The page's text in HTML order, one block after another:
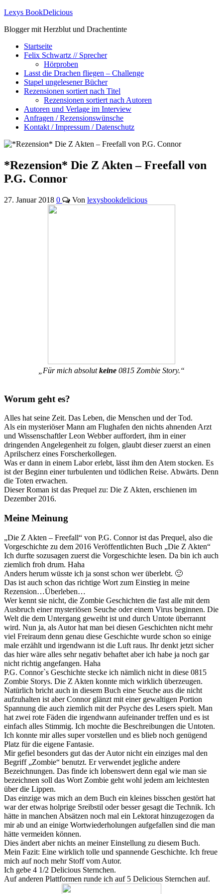
Lexys BookDelicious
Blogger mit Herzblut und Drachentinte
Startseite
Felix Schwartz // Sprecher
Hörproben
Lasst die Drachen fliegen – Challenge
Stapel ungelesener Bücher
Rezensionen sortiert nach Titel
Rezensionen sortiert nach Autoren
Autoren und Verlage im Interview
Anfragen / Rezensionswünsche
Kontakt / Impressum / Datenschutz
*Rezension* Die Z Akten – Freefall von
P.G. Connor
27. Januar 2018 0 Von lexysbookdelicious
„Für mich absolutkeine 0815 Zombie Story.“
Worum geht es?
Alles hat seine Zeit. Das Leben, die Menschen und der Tod.
Als ein mysteriöser Mann am Flughafen den nichts ahnenden Arzt
und Wissenschaftler Leon Webber auffordert, ihm in einer
dringenden Angelegenheit zu folgen, glaubt dieser zuerst an einen
Aprilscherz eines Forscherkollegen.
Was er dann in einem Labor erlebt, lässt ihm den Atem stocken. Es
ist der Beginn einer turbulenten und tödlichen Reise. Abwärts. Denn
die Toten erwachen.
Dieser Roman ist das Prequel zu: Die Z Akten, erschienen im
Dezember 2016.
Meine Meinung
„Die Z Akten – Freefall“ von P.G. Connor ist das Prequel, also die
Vorgeschichte zu dem 2016 Veröffentlichten Buch „Die Z Akten“
Ich durfte sozusagen zuerst die Vorgeschichte lesen. Da bin ich auch
ziemlich froh drum. Haha
Anders herum wüsste ich ja sonst schon wer überlebt. 🙂
Das ist auch schon das richtige Wort zum Einstieg in meine
Rezension…Überleben…
Wer kennt sie nicht, die Zombie Geschichten die fast alle mit dem
Ausbruch einer mysteriösen Seuche oder einem Virus beginnen. Die
Welt die dem Untergang geweiht ist und durch Untote überrannt
wird. Nun ja, als Autor hat man bei diesen Geschichten nicht mehr
viel Freiraum denn genau diese Geschichte wurde schon so einige
male erzählt und irgendwann ist die Luft raus. Ihr denkt jetzt sicher
das hier wäre alles sehr negativ behaftet aber ich habe ja noch gar
nicht richtig angefangen. Haha
P.G. Connor`s Geschichte stecke ich nämlich nicht in diese 0815
Zombie Storys. Die Z Akten konnte mich wirklich überzeugen.
Natürlich bricht auch in diesem Buch eine Seuche aus die nicht
aufzuhalten ist aber Connor glänzt mit einer gewaltigen Portion
Spannung die auch ziemlich mit der Psyche des Lesers spielt. Man
hat zwei rote Fäden die irgendwann aufeinander treffen und es ist
einfach alles Stimmig. Ich mochte die Beschreibungen die Untoten.
Ich konnte mir alles super vorstellen und es blieb noch genügend
Platz für die eigene Fantasie.
Mir gefiel besonders gut das der Autor nicht ein einziges mal den
Begriff „Zombie“ benutzt. Er verwendet jegliche andere
Bezeichnungen. Das finde ich lobenswert denn egal wie man sie
bezeichnen soll das Wort Zombie geht wohl jedem am leichtesten
über die Lippen.
Das einzige was mich an dem Buch ein kleines bisschen gestört hat
war der etwas holprige Sreibstil oder besser gesagt die Technik. Ich
hätte in manchen Absätzen noch mal ein Lektorat hinzugezogen da
mir ab und an einige Wortwiederholungen aufgefallen sind die man
hätte vermeiden können.
Dies ändert aber nichts an meiner Einstellung zu diesem Buch.
Mein Fazit: Eine wirklich tolle und spannende Geschichte. Ich freue
mich auf noch mehr Stoff vom Autor.
Ich gebe 4 1/2 Delicious Sternchen.
Auf anderen Plattformen runde ich auf 5 Delicious Sternchen auf.